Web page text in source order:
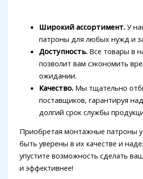
Широкий ассортимент.У
патроны для любых нужд и
Доступность.Все товары в
позволит вам сэкономить
ожидании.
Качество.Мы тщательно
поставщиков, гарантируя
долгий срок службы
Приобретая монтажные патроны
быть уверены в их качестве и
упустите возможность сделать
и эффективнее!